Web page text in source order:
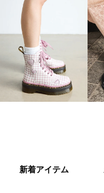
新着アイテム